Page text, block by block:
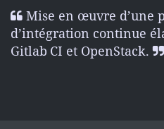
Mise en œuvre d’une
d’intégration continue
Gitlab CI et OpenStack.